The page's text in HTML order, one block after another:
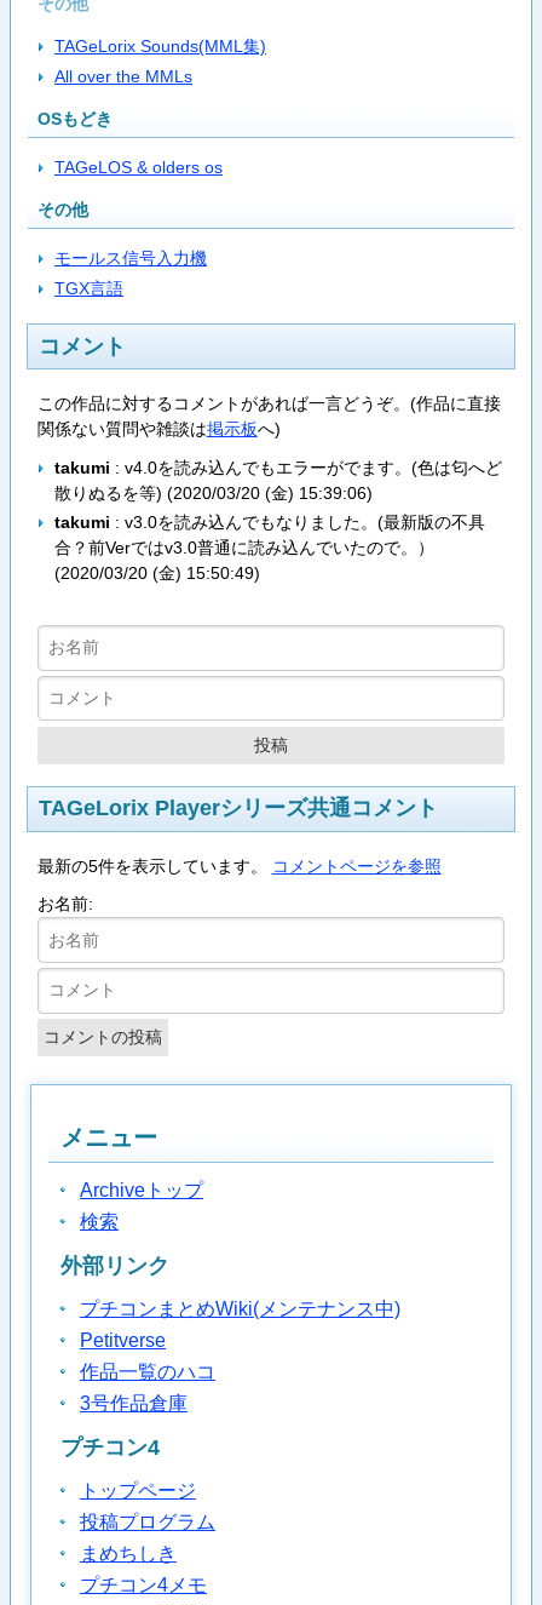
TAGeLorix Sounds(MML集)
All over the MMLs
OSもどき
TAGeLOS & olders os
その他
モールス信号入力機
TGX言語
コメント
この作品に対するコメントがあれば一言どうぞ。(作品に直接
関係ない質問や雑談は掲示板へ)
takumi : v4.0を読み込んでもエラーがでます。(色は匂へど
散りぬるを等) (2020/03/20 (金) 15:39:06)
takumi : v3.0を読み込んでもなりました。(最新版の不具
合？前Verではv3.0普通に読み込んでいたので。）
(2020/03/20 (金) 15:50:49)
TAGeLorix Playerシリーズ共通コメント
最新の5件を表示しています。
コメントページを参照
お名前:
メニュー
Archiveトップ
検索
外部リンク
プチコンまとめWiki(メンテナンス中)
Petitverse
作品一覧のハコ
3号作品倉庫
プチコン4
トップページ
投稿プログラム
まめちしき
プチコン4メモ